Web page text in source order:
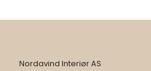
Nordavind Interiør AS